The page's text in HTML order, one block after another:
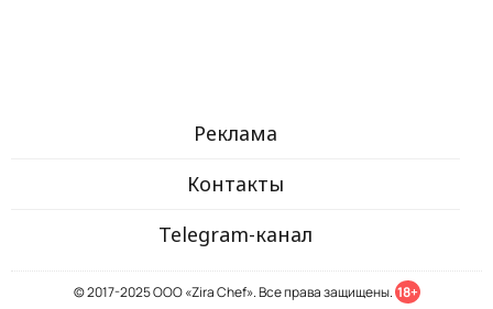
Реклама
Контакты
Telegram-канал
© 2017-2025 ООО «Zira Chef». Все права защищены. 18+